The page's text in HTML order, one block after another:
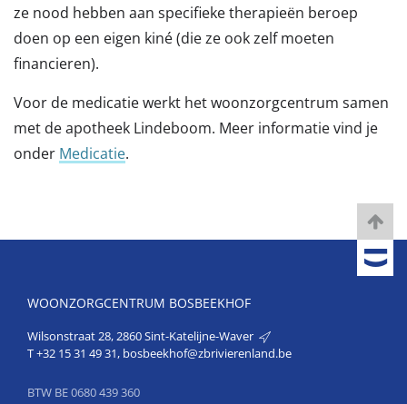
ze nood hebben aan specifieke therapieën beroep
doen op een eigen kiné (die ze ook zelf moeten
financieren).
Voor de medicatie werkt het woonzorgcentrum samen
met de apotheek Lindeboom. Meer informatie vind je
onder Medicatie.
WOONZORGCENTRUM BOSBEEKHOF
Wilsonstraat 28, 2860 Sint-Katelijne-Waver
T+32 15 31 49 31, bosbeekhof@zbrivierenland.be
BTW BE 0680 439 360